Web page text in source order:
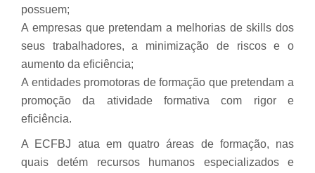
possuem;
A empresas que pretendam a melhorias deskills dos
seus trabalhadores, a minimização de riscos e o
aumento da eficiência;
A entidades promotoras de formação que pretendam a
promoção da atividade formativa com rigor e
eficiência.
A ECFBJ atua em quatro áreas de formação, nas
quais detém recursos humanos especializados e